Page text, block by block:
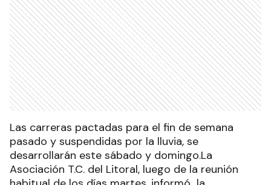
Las carreras pactadas para el fin de semana
pasado y suspendidas por la lluvia, se
desarrollarán este sábado y domingo.La
Asociación T.C. del Litoral, luego de la reunión